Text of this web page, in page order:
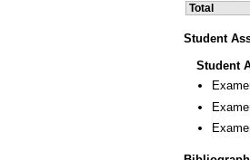
Total
Student
Student